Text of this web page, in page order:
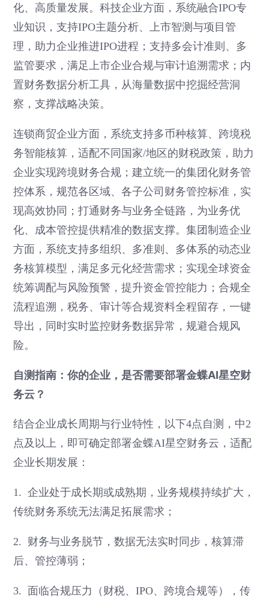
化、高质量发展。科技企业方面，系统融合IPO专
业知识，支持IPO主题分析、上市智测与项目管
理，助力企业推进IPO进程；支持多会计准则、多
监管要求，满足上市企业合规与审计追溯需求；内
置财务数据分析工具，从海量数据中挖掘经营洞
察，支撑战略决策。
连锁商贸企业方面，系统支持多币种核算、跨境税
务智能核算，适配不同国家/地区的财税政策，助力
企业实现跨境财务合规；建立统一的集团化财务管
控体系，规范各区域、各子公司财务管控标准，实
现高效协同；打通财务与业务全链路，为业务优
化、成本管控提供精准的数据支撑。集团制造企业
方面，系统支持多组织、多准则、多体系的动态业
务核算模型，满足多元化经营需求；实现全球资金
统筹调配与风险预警，提升资金管控能力；合规全
流程追溯，税务、审计等合规资料全程留存，一键
导出，同时实时监控财务数据异常，规避合规风
险。
自测指南：你的企业，是否需要部署金蝶AI星空财
务云？
结合企业成长周期与行业特性，以下4点自测，中2
点及以上，即可确定部署金蝶AI星空财务云，适配
企业长期发展：
1. 企业处于成长期或成熟期，业务规模持续扩大，
传统财务系统无法满足拓展需求；
2. 财务与业务脱节，数据无法实时同步，核算滞
后、管控薄弱；
3. 面临合规压力（财税、IPO、跨境合规等），传